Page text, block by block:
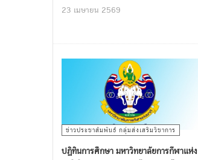
23 เมษายน 2569
ข่าวประชาสัมพันธ์ กลุ่มส่งเสริมวิชาการ
ปฏิทินการศึกษา มหาวิทยาลัยการกีฬาแห่ง